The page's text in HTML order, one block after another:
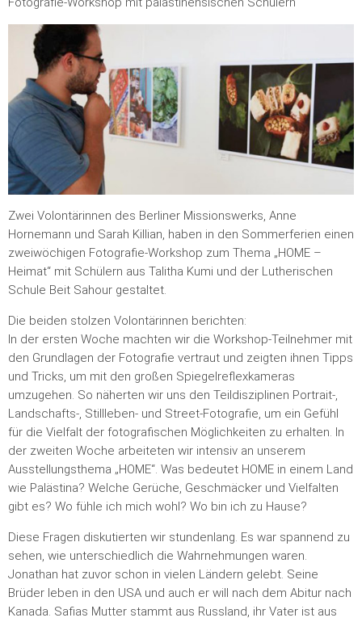
Zwei Volontärinnen des Berliner Missionswerks, Anne
Hornemann und Sarah Killian, haben in den Sommerferien einen
zweiwöchigen Fotografie-Workshop zum Thema „HOME –
Heimat“ mit Schülern aus Talitha Kumi und der Lutherischen
Schule Beit Sahour gestaltet.
Die beiden stolzen Volontärinnen berichten:
In der ersten Woche machten wir die Workshop-Teilnehmer mit
den Grundlagen der Fotografie vertraut und zeigten ihnen Tipps
und Tricks, um mit den großen Spiegelreflexkameras
umzugehen. So näherten wir uns den Teildisziplinen Portrait-,
Landschafts-, Stillleben- und Street-Fotografie, um ein Gefühl
für die Vielfalt der fotografischen Möglichkeiten zu erhalten. In
der zweiten Woche arbeiteten wir intensiv an unserem
Ausstellungsthema „HOME“. Was bedeutet HOME in einem Land
wie Palästina? Welche Gerüche, Geschmäcker und Vielfalten
gibt es? Wo fühle ich mich wohl? Wo bin ich zu Hause?
Diese Fragen diskutierten wir stundenlang. Es war spannend zu
sehen, wie unterschiedlich die Wahrnehmungen waren.
Jonathan hat zuvor schon in vielen Ländern gelebt. Seine
Brüder leben in den USA und auch er will nach dem Abitur nach
Kanada. Safias Mutter stammt aus Russland, ihr Vater ist aus